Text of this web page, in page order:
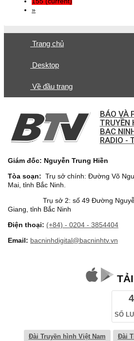
»
Trang chủ
Desktop
Về đầu trang
BÁO VÀ
TRUYỀN
BAC
RADIO -
Giám đốc: Nguyễn Trung Hiền
Tòa soạn: Trụ sở chính: Đường Võ
Mai, tỉnh Bắc Ninh.
Trụ sở 2: số 49 Đường Nguyễn
Giang, tỉnh Bắc Ninh
Điện thoại: (+84) - 0204 - 3854404
Email: bacninhdigital@bacninhtv.vn
SỐ
Đài Truyền hình Việt Nam Đài